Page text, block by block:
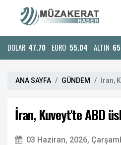
DOLAR 47.70 EURO 55.04 ALTIN
ANA SAYFA GÜNDEM İran,
İran, Kuveyt'te ABD
03 Haziran, 2026,